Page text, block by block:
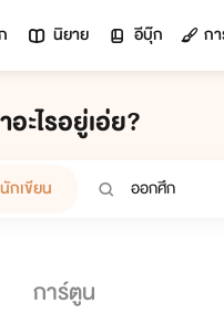
นิยาย อีบุ๊ก ก
ะไรอยู่เอ่ย?
นักเขียน
การ์ตูน